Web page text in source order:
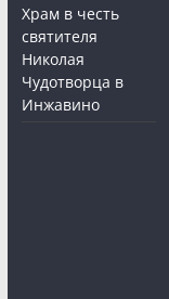
Храм в честь
святителя
Николая
Чудотворца в
Инжавино